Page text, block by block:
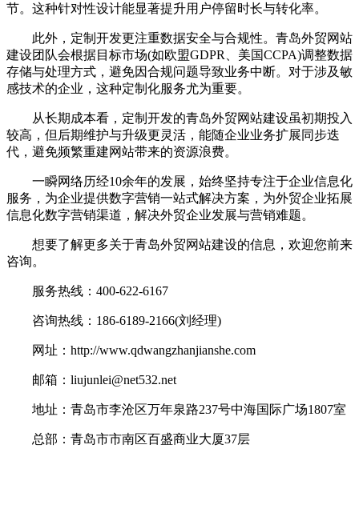
节。这种针对性设计能显著提升用户停留时长与转化率。
此外，定制开发更注重数据安全与合规性。青岛外贸网站
建设团队会根据目标市场(如欧盟GDPR、美国CCPA)调整数据
存储与处理方式，避免因合规问题导致业务中断。对于涉及敏
感技术的企业，这种定制化服务尤为重要。
从长期成本看，定制开发的青岛外贸网站建设虽初期投入
较高，但后期维护与升级更灵活，能随企业业务扩展同步迭
代，避免频繁重建网站带来的资源浪费。
一瞬网络历经10余年的发展，始终坚持专注于企业信息化
服务，为企业提供数字营销一站式解决方案，为外贸企业拓展
信息化数字营销渠道，解决外贸企业发展与营销难题。
想要了解更多关于青岛外贸网站建设的信息，欢迎您前来
咨询。
服务热线：400-622-6167
咨询热线：186-6189-2166(刘经理)
网址：http://www.qdwangzhanjianshe.com
邮箱：liujunlei@net532.net
地址：青岛市李沧区万年泉路237号中海国际广场1807室
总部：青岛市市南区百盛商业大厦37层